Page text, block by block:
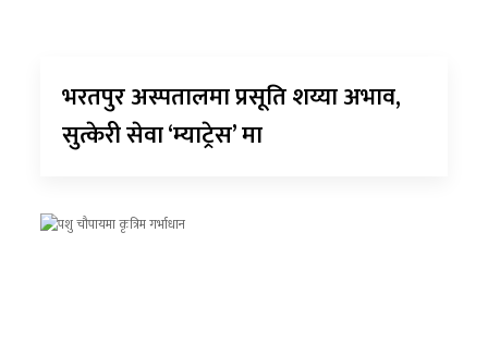
भरतपुर अस्पतालमा प्रसूति शय्या अभाव,
सुत्केरी सेवा ‘म्याट्रेस’ मा